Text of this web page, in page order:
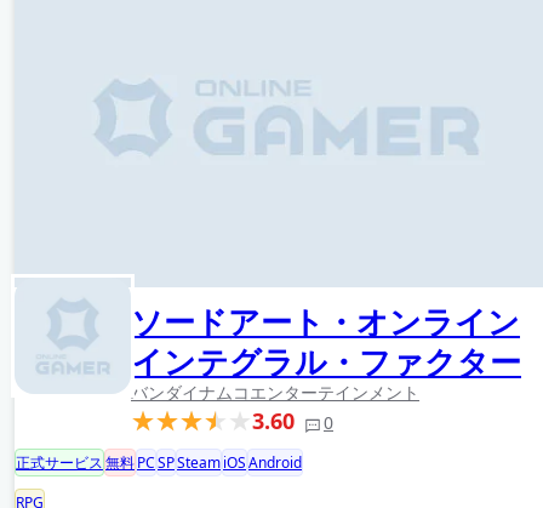
ソードアート・オンライン
インテグラル・ファクター
バンダイナムコエンターテインメント
3.60 0
正式サービス無料PCSPSteamiOSAndroid
RPG